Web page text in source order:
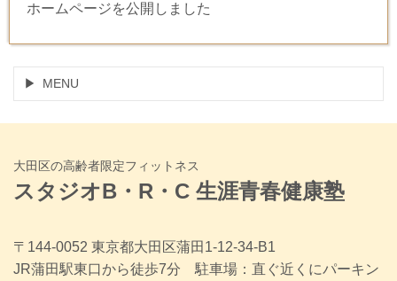
ホームページを公開しました
MENU
大田区の高齢者限定フィットネス
スタジオB・R・C 生涯青春健康塾
〒144-0052 東京都大田区蒲田1-12-34-B1
JR蒲田駅東口から徒歩7分 駐車場：直ぐ近くにパーキン